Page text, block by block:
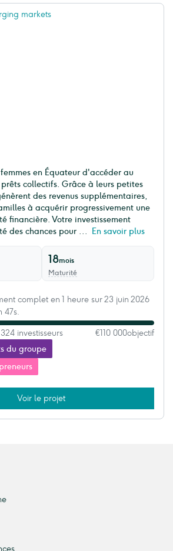
en Équateur d'accéder au
collectifs. Grâce à leurs petites
des revenus supplémentaires,
à acquérir progressivement une
financière. Votre investissement
des chances pour ...
En savoir plus
18mois
Maturité
du groupe
complet en 1 heure sur 23 juin 2026
47s.
investisseurs €110 000objectif
Voir le projet